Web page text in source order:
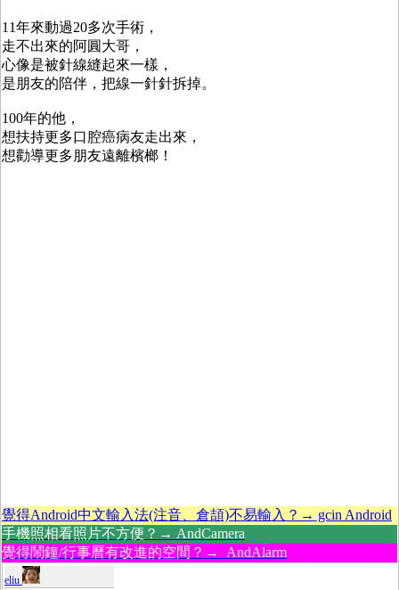
11年來動過20多次手術，
走不出來的阿圓大哥，
心像是被針線縫起來一樣，
是朋友的陪伴，把線一針針拆掉。
100年的他，
想扶持更多口腔癌病友走出來，
想勸導更多朋友遠離檳榔！
覺得Android中文輸入法(注音、倉頡)不易輸入？→ gcin Android
手機照相看照片不方便？→ AndCamera
覺得鬧鐘/行事曆有改進的空間？→ AndAlarm
eliu